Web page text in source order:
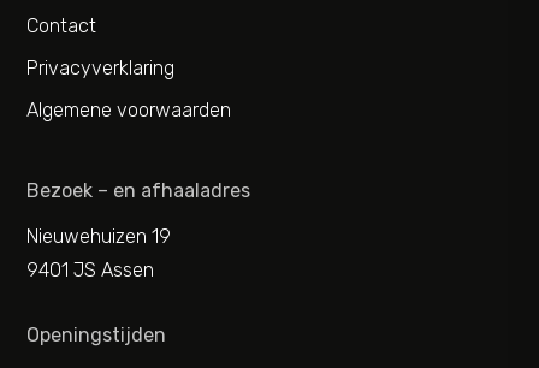
Contact
Privacyverklaring
Algemene voorwaarden
Bezoek – en afhaaladres
Nieuwehuizen 19
9401 JS Assen
Openingstijden